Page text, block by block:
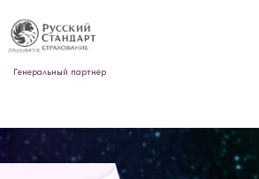
Генеральный партнёр